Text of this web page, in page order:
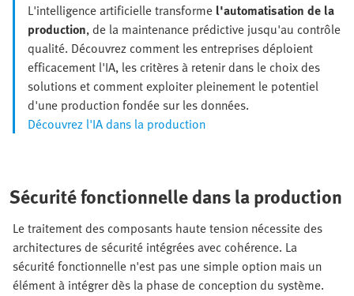
L'intelligence artificielle transforme l'automatisation de la
production, de la maintenance prédictive jusqu'au contrôle
qualité. Découvrez comment les entreprises déploient
efficacement l'IA, les critères à retenir dans le choix des
solutions et comment exploiter pleinement le potentiel
d'une production fondée sur les données.
Découvrez l'IA dans la production
Sécurité fonctionnelle dans la production
Le traitement des composants haute tension nécessite des
architectures de sécurité intégrées avec cohérence. La
sécurité fonctionnelle n'est pas une simple option mais un
élément à intégrer dès la phase de conception du système.